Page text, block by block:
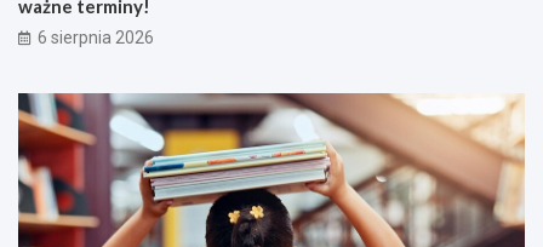
ważne terminy!
6 sierpnia 2026